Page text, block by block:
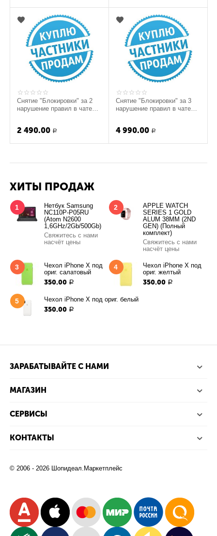
Снятие "Блокировки" за 2
нарушение правил в чате
2 490.00 Р
Снятие "Блокировки" за 3
нарушение правил в чате
4 990.00 Р
ХИТЫ ПРОДАЖ
1
Нетбук Samsung
NC110P-P05RU
(Atom N2600
1,6GHz/2Gb/500Gb)
Свяжитесь с нами
насчёт цены
2
APPLE WATCH
SERIES 1 GOLD
ALUM 38MM (2ND
GEN) (Полный
комплект)
Свяжитесь с нами
насчёт цены
3
Чехол iPhone X под
ориг. салатовый
350.00 Р
4
Чехол iPhone X под
ориг. желтый
350.00 Р
5 Чехол iPhone X под ориг. белый
350.00 Р
ЗАРАБАТЫВАЙТЕ С НАМИ
МАГАЗИН
СЕРВИСЫ
КОНТАКТЫ
© 2006 - 2026 Шопидеал.Маркетплейс